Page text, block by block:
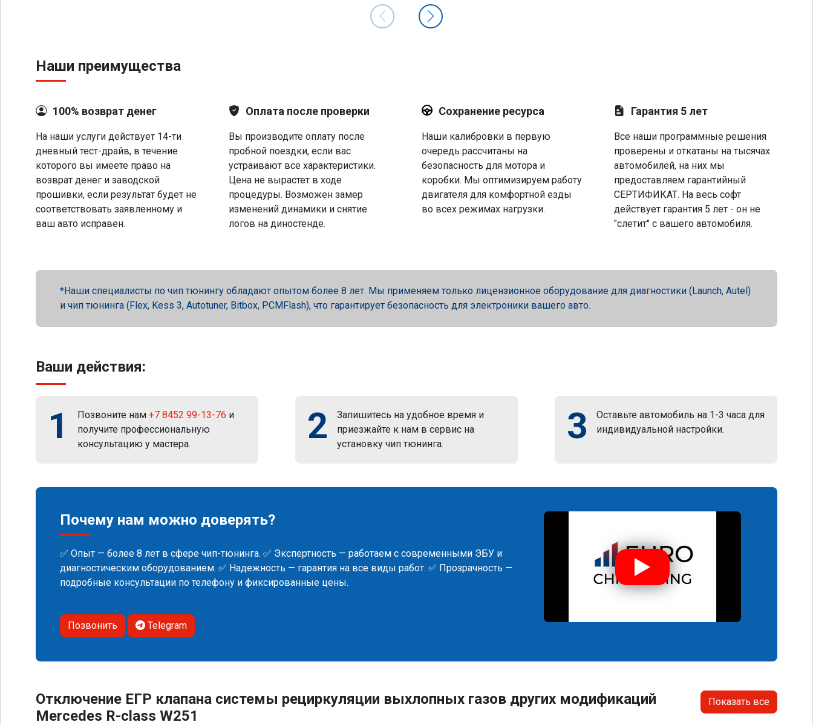
Наши преимущества
100% возврат денег
На наши услуги действует 14-ти
дневный тест-драйв, в течение
которого вы имеете право на
возврат денег и заводской
прошивки, если результат будет не
соответствовать заявленному и
ваш авто исправен.
Оплата после проверки
Вы производите оплату после
пробной поездки, если вас
устраивают все характеристики.
Цена не вырастет в ходе
процедуры. Возможен замер
изменений динамики и снятие
логов на диностенде.
Сохранение ресурса
Наши калибровки в первую
очередь рассчитаны на
безопасность для мотора и
коробки. Мы оптимизируем работу
двигателя для комфортной езды
во всех режимах нагрузки.
Гарантия 5 лет
Все наши программные решения
проверены и откатаны на тысячах
автомобилей, на них мы
предоставляем гарантийный
СЕРТИФИКАТ. На весь софт
действует гарантия 5 лет - он не
"слетит" с вашего автомобиля.
Наши специалисты по чип тюнингу обладают опытом более 8 лет. Мы применяем только лицензионное оборудование для диагностики (Launch, Autel)
и чип тюнинга (Flex, Kess 3, Autotuner, Bitbox, PCMFlash), что гарантирует безопасность для электроники вашего авто.
Ваши действия:
1 Позвоните нам +7 8452 99-13-76 и
получите профессиональную
консультацию у мастера.
2
Запишитесь на удобное время и
приезжайте к нам в сервис на
установку чип тюнинга.
3
Оставьте автомобиль на 1-3 часа для
индивидуальной настройки.
Почему нам можно доверять?
✅ Опыт — более 8 лет в сфере чип-тюнинга. ✅ Экспертность — работаем с современными ЭБУ и
диагностическим оборудованием. ✅ Надежность — гарантия на все виды работ. ✅ Прозрачность —
подробные консультации по телефону и фиксированные цены.
Позвонить Telegram
Отключение ЕГР клапана системы рециркуляции выхлопных газов других модификаций
Mercedes R-class W251
Показать все